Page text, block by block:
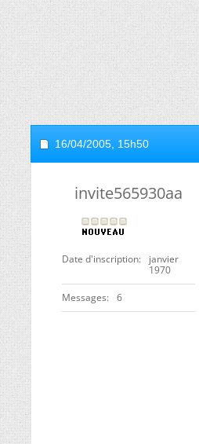
16/04/2005, 15h50
invite565930aa
Date d'inscription
janvier
1970
Messages 6